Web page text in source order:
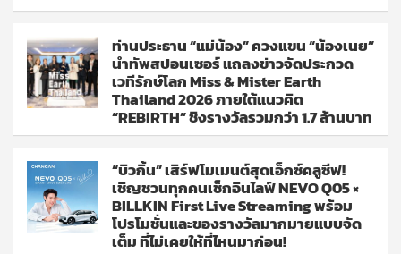
ท่านประธาน “แม่น้อง” ควงแขน “น้องเนย”
นำทัพสปอนเซอร์ แถลงข่าวจัดประกวด
เวทีรักษ์โลก Miss & Mister Earth
Thailand 2026 ภายใต้แนวคิด
“REBIRTH” ชิงรางวัลรวมกว่า 1.7 ล้านบาท
“บิวกิ้น” เสิร์ฟโมเมนต์สุดเอ็กซ์คลูซีฟ!
เชิญชวนทุกคนเช็กอินไลฟ์ NEVO Q05 ×
BILLKIN First Live Streaming พร้อม
โปรโมชั่นและของรางวัลมากมายแบบจัด
เต็ม ที่ไม่เคยให้ที่ไหนมาก่อน!